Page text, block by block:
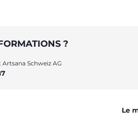
?
Artsana Schweiz AG
Le